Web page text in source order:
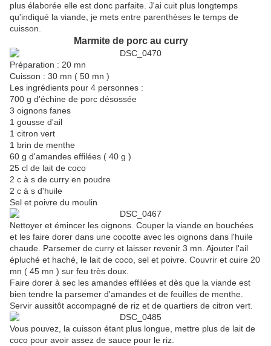
plus élaborée elle est donc parfaite. J'ai cuit plus longtemps
qu'indiqué la viande, je mets entre parenthèses le temps de
cuisson.
Marmite de porc au curry
Préparation : 20 mn
Cuisson : 30 mn ( 50 mn )
Les ingrédients pour 4 personnes :
700 g d'échine de porc désossée
3 oignons fanes
1 gousse d'ail
1 citron vert
1 brin de menthe
60 g d'amandes effilées ( 40 g )
25 cl de lait de coco
2 c à s de curry en poudre
2 c à s d'huile
Sel et poivre du moulin
Nettoyer et émincer les oignons. Couper la viande en bouchées
et les faire dorer dans une cocotte avec les oignons dans l'huile
chaude. Parsemer de curry et laisser revenir 3 mn. Ajouter l'ail
épluché et haché, le lait de coco, sel et poivre. Couvrir et cuire 20
mn ( 45 mn ) sur feu très doux.
Faire dorer à sec les amandes effilées et dès que la viande est
bien tendre la parsemer d'amandes et de feuilles de menthe.
Servir aussitôt accompagné de riz et de quartiers de citron vert.
Vous pouvez, la cuisson étant plus longue, mettre plus de lait de
coco pour avoir assez de sauce pour le riz.